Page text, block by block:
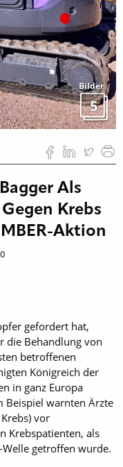
Bilder
5
Als
Krebs
Aktion
gefordert hat,
die Behandlung von
betroffenen
Königreich der
in ganz Europa
Beispiel warnten Ärzte
vor
Krebspatienten, als
getroffen wurde.